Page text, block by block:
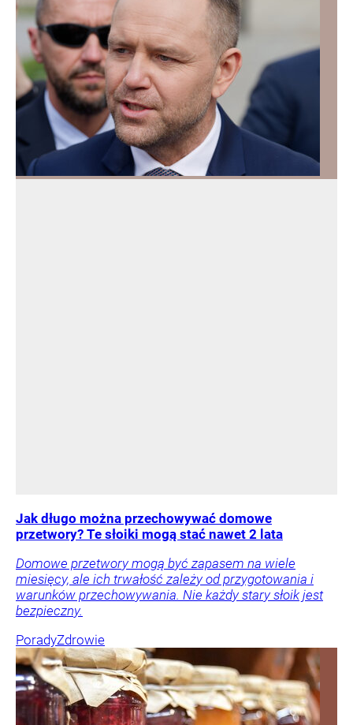
Jak długo można przechowywać domowe
przetwory? Te słoiki mogą stać nawet 2 lata
Domowe przetwory mogą być zapasem na wiele
miesięcy, ale ich trwałość zależy od przygotowania i
warunków przechowywania. Nie każdy stary słoik jest
bezpieczny.
PoradyZdrowie